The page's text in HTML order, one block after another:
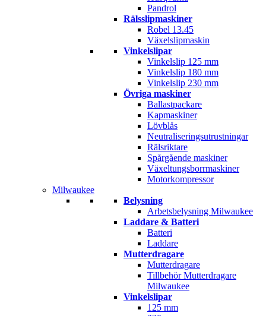
Pandrol
Rälsslipmaskiner
Robel 13.45
Växelslipmaskin
Vinkelslipar
Vinkelslip 125 mm
Vinkelslip 180 mm
Vinkelslip 230 mm
Övriga maskiner
Ballastpackare
Kapmaskiner
Lövblås
Neutraliseringsutrustningar
Rälsriktare
Spårgående maskiner
Växeltungsborrmaskiner
Motorkompressor
Milwaukee
Belysning
Arbetsbelysning Milwaukee
Laddare & Batteri
Batteri
Laddare
Mutterdragare
Mutterdragare
Tillbehör Mutterdragare
Milwaukee
Vinkelslipar
125 mm